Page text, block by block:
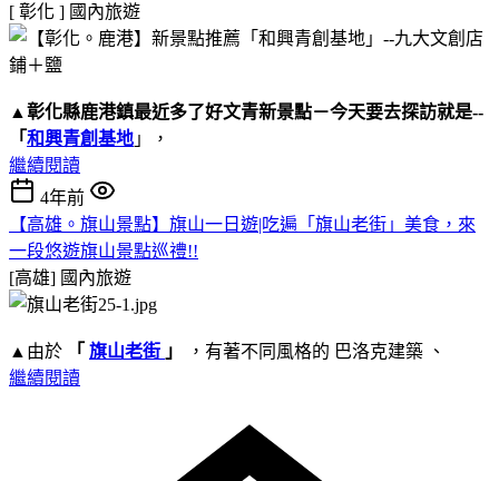
[ 彰化 ] 國內旅遊
▲ 彰化縣鹿港鎮最近多了好文青新景點－今天要去探訪就是--
「和興青創基地 」，
繼續閱讀
4年前
【高雄。旗山景點】旗山一日遊|吃遍「旗山老街」美食，來
一段悠遊旗山景點巡禮!!
[高雄] 國內旅遊
▲由於 「 旗山老街 」
，有著不同風格的 巴洛克建築 、
繼續閱讀